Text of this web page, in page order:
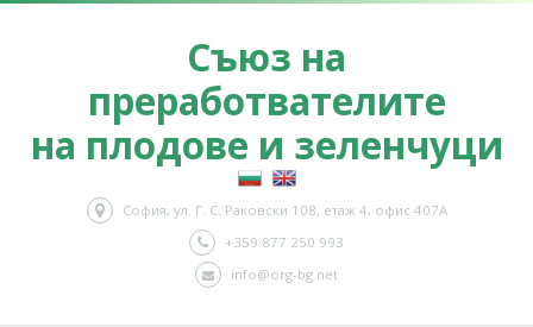
Съюз на
преработвателите
на плодове и зеленчуци
София, ул. Г. С. Раковски 108, етаж 4, офис 407А
+359 877 250 993
info@org-bg.net